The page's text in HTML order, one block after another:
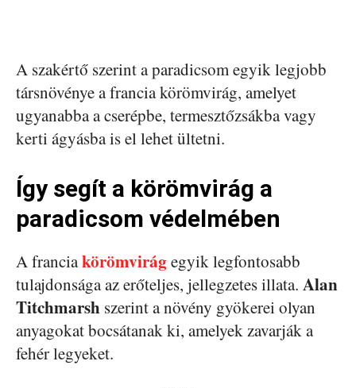
A szakértő szerint a paradicsom egyik legjobb
társnövénye a francia körömvirág, amelyet
ugyanabba a cserépbe, termesztőzsákba vagy
kerti ágyásba is el lehet ültetni.
Így segít a körömvirág a
paradicsom védelmében
A franciakörömvirágegyik legfontosabb
tulajdonsága az erőteljes, jellegzetes illata. Alan
Titchmarsh szerint a növény gyökerei olyan
anyagokat bocsátanak ki, amelyek zavarják a
fehér legyeket.